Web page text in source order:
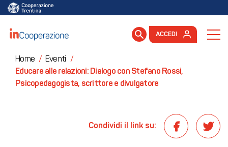
ACCEDI
Home / Eventi
/
Educare alle relazioni: Dialogo con Stefano Rossi,
Psicopedagogista, scrittore e divulgatore
Condividi il link su: